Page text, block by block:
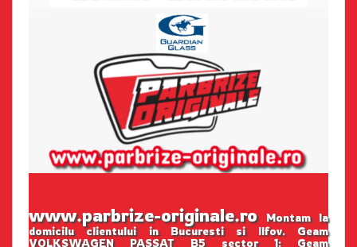
www.parbrize-originale.roMontam la
domicilu clientului in Bucuresti si Ilfov. Geam
VOLKSWAGEN PASSAT B5 sector 1: Geam